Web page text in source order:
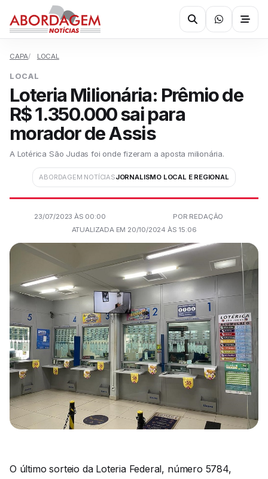
CAPA LOCAL
LOCAL
Loteria Milionária: Prêmio de
R$ 1.350.000 sai para
morador de Assis
A Lotérica São Judas foi onde fizeram a aposta milionária.
ABORDAGEM NOTÍCIASJORNALISMO LOCAL E REGIONAL
23/07/2023 ÀS 00:00
POR REDAÇÃO
ATUALIZADA EM 20/10/2024 ÀS 15:06
O último sorteio da Loteria Federal, número 5784,